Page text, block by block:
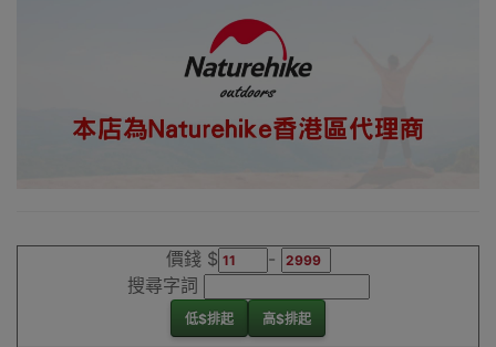
新界、旺角都
得，睇岩心水就
Naturehike香港
地區代理商
及單車用品香港
價錢 $
-
搜尋字詞
低$排起 高$排起